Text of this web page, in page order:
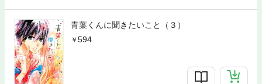
青葉くんに聞きたいこと（３）
594